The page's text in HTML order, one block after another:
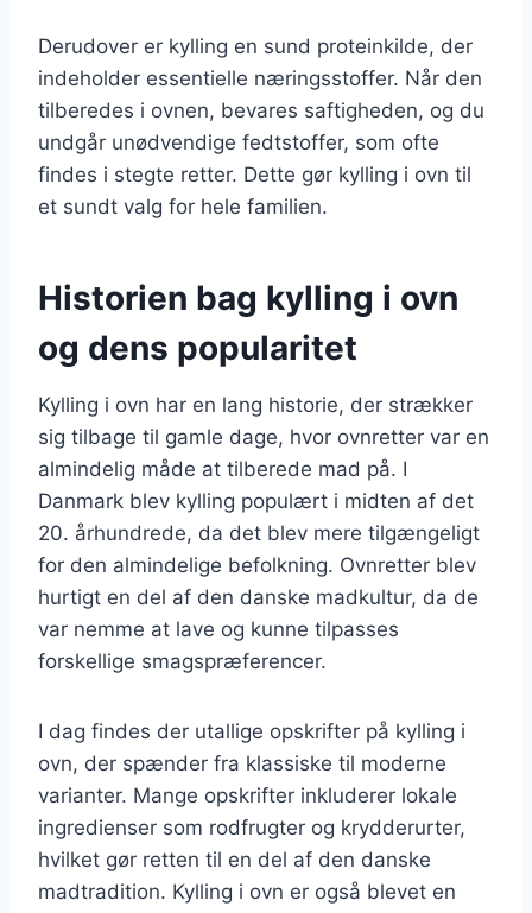
Derudover er kylling en sund proteinkilde, der
indeholder essentielle næringsstoffer. Når den
tilberedes i ovnen, bevares saftigheden, og du
undgår unødvendige fedtstoffer, som ofte
findes i stegte retter. Dette gør kylling i ovn til
et sundt valg for hele familien.
Historien bag kylling i ovn
og dens popularitet
Kylling i ovn har en lang historie, der strækker
sig tilbage til gamle dage, hvor ovnretter var en
almindelig måde at tilberede mad på. I
Danmark blev kylling populært i midten af det
20. århundrede, da det blev mere tilgængeligt
for den almindelige befolkning. Ovnretter blev
hurtigt en del af den danske madkultur, da de
var nemme at lave og kunne tilpasses
forskellige smagspræferencer.
I dag findes der utallige opskrifter på kylling i
ovn, der spænder fra klassiske til moderne
varianter. Mange opskrifter inkluderer lokale
ingredienser som rodfrugter og krydderurter,
hvilket gør retten til en del af den danske
madtradition. Kylling i ovn er også blevet en